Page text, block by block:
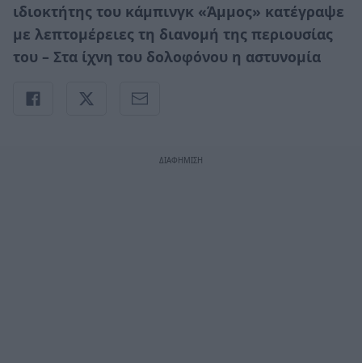
ιδιοκτήτης του κάμπινγκ «Άμμος» κατέγραψε
με λεπτομέρειες τη διανομή της περιουσίας
του – Στα ίχνη του δολοφόνου η αστυνομία